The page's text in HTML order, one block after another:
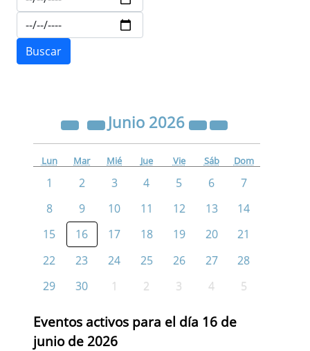
Junio 2026
Lun Mar Mié Jue Vie Sáb Dom
1 2 3 4 5 6
7
8
9 10 11 12 13
14
15
16 17 18 19 20
21
22
23 24 25 26 27
28
29
30 1 2 3 4 5
Eventos activos para el día 16 de
junio de 2026